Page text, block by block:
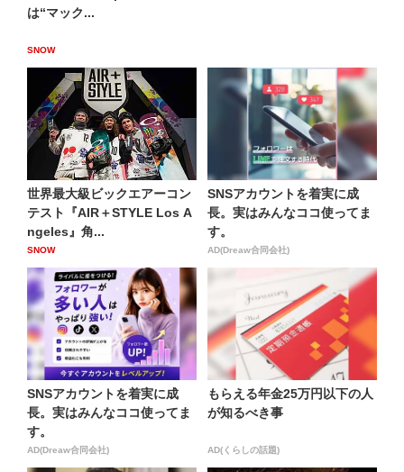
は“マック...
SNOW
世界最大級ビックエアーコン
テスト『AIR＋STYLE Los A
ngeles』角...
SNOW
SNSアカウントを着実に成
長。実はみんなココ使ってま
す。
AD(Dreaw合同会社)
SNSアカウントを着実に成
長。実はみんなココ使ってま
す。
AD(Dreaw合同会社)
もらえる年金25万円以下の人
が知るべき事
AD(くらしの話題)